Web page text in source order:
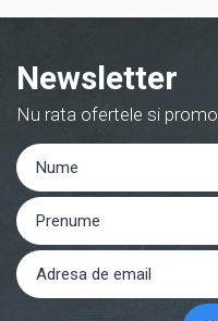
Newsletter
Nu rata ofertele si